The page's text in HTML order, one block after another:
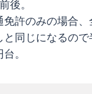
後。
免許のみの場合
同じになるので
。